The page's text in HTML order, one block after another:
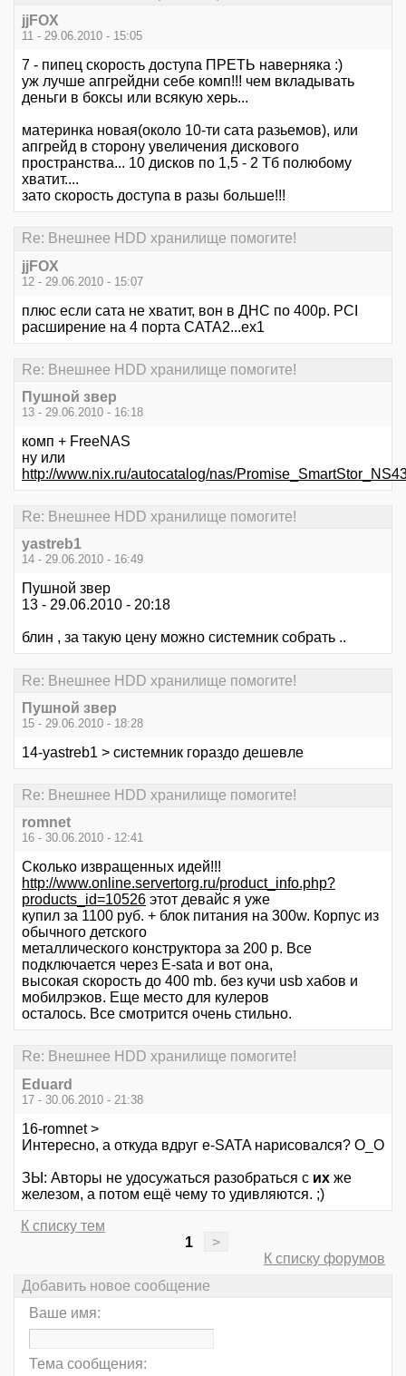
jjFOX
11 - 29.06.2010 - 15:05
7 - пипец скорость доступа ПРЕТЬ наверняка :)
уж лучше апгрейдни себе комп!!! чем вкладывать
деньги в боксы или всякую херь...
материнка новая(около 10-ти сата разьемов), или
апгрейд в сторону увеличения дискового
пространства... 10 дисков по 1,5 - 2 Тб полюбому
хватит....
зато скорость доступа в разы больше!!!
Re: Внешнее HDD хранилище помогите!
jjFOX
12 - 29.06.2010 - 15:07
плюс если сата не хватит, вон в ДНС по 400р. PCI
расширение на 4 порта САТА2...ex1
Re: Внешнее HDD хранилище помогите!
Пушной звер
13 - 29.06.2010 - 16:18
комп + FreeNAS
ну или
http://www.nix.ru/autocatalog/nas/
Re: Внешнее HDD хранилище помогите!
yastreb1
14 - 29.06.2010 - 16:49
Пушной звер
13 - 29.06.2010 - 20:18
блин , за такую цену можно системник собрать ..
Re: Внешнее HDD хранилище помогите!
Пушной звер
15 - 29.06.2010 - 18:28
14-yastreb1 > системник гораздо дешевле
Re: Внешнее HDD хранилище помогите!
romnet
16 - 30.06.2010 - 12:41
Сколько извращенных идей!!!
http://www.online.servertorg.ru/product_info.php?
products_id=10526 этот девайс я уже
купил за 1100 руб. + блок питания на 300w. Корпус из
обычного детского
металлического конструктора за 200 р. Все
подключается через E-sata и вот она,
высокая скорость до 400 mb. без кучи usb хабов и
мобилрэков. Еще место для кулеров
осталось. Все смотрится очень стильно.
Re: Внешнее HDD хранилище помогите!
Eduard
17 - 30.06.2010 - 21:38
16-romnet >
Интересно, а откуда вдруг e-SATA нарисовался? О_О
ЗЫ: Авторы не удосужаться разобраться с их же
железом, а потом ещё чему то удивляются. ;)
К списку тем
1
>
К списку форумов
Добавить новое сообщение
Ваше имя:
Тема сообщения: